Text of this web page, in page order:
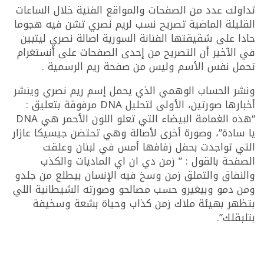
تداولت عدد من الصفحات والمواقع الفنية خلال الساعات
القليلة الماضية تصريح نسب لريم نصري تشن فيه هجوما
حادا على شقيقتها الفنانة السورية اصالة نصري ليتبين
في الآخير أن التصريح من إحدى الصفحات على أنستغرام
تحمل نفس الأسم وليس من صفحة ريم الرسمية .
ونشر الحساب الوهمي الذي يحمل إسم ريم نصري وينشر
أخبارها صورتين، الأولى لتحليل DNA مرفوقة بتعليق :
“هذه الغمامة البيضاء التي تعلو اللون الأحمر هي DNA
يا سادة”، وصورة أخرى لأصالة وهي تحتضن جيسيكا عازار
التي تواجدت بحفل زفافها أمس في لبنان وعلقت
الصفحة بالقول : ” زمن دي ان اي الماديات والكذب
والنفاق والتملق زمن وسخ فيه الإنسان بيطلع من جلدو
ومن دمو وبيغيرو حسب مصالحو وصورته الشيطانية اللي
بتظهر بهيئة ملاك زمن كذاب وحياة بشعة وسخيفة
بتلبقلك”.